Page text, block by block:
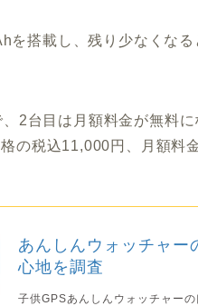
を搭載し、残り少なくな
2台目は月額料金が無料
の税込11,000円、月額料
あんしんウォッチャー
心地を調査
子供GPSあんしんウォッチャー